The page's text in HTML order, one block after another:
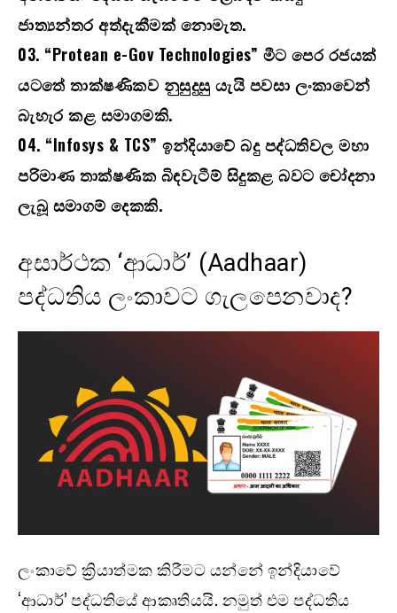
ජාත්‍යන්තර අත්දැකීමක් නොමැත.
03. “Protean e-Gov Technologies” මීට පෙර රජයක්
යටතේ තාක්ෂණිකව නුසුදුසු යැයි පවසා ලංකාවෙන්
බැහැර කළ සමාගමකි.
04. “Infosys & TCS” ඉන්දියාවේ බදු පද්ධතිවල මහා
පරිමාණ තාක්ෂණික බිඳවැටීම් සිදුකළ බවට චෝදනා
ලැබූ සමාගම් දෙකකි.
අසාර්ථක ‘ආධාර්’ (Aadhaar)
පද්ධතිය ලංකාවට ගැලපෙනවාද?
ලංකාවේ ක්‍රියාත්මක කිරීමට යන්නේ ඉන්දියාවේ
‘ආධාර්’ පද්ධතියේ ආකෘතියයි. නමුත් එම පද්ධතිය